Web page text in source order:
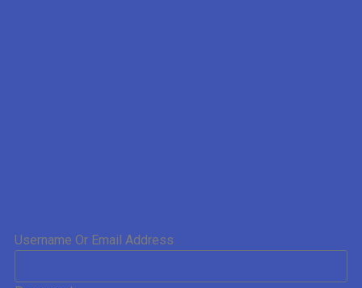
Username Or Email Address